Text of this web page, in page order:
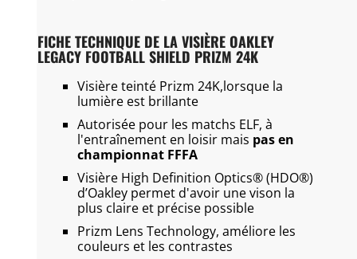
FICHE TECHNIQUE DE LA VISIÈRE OAKLEY
LEGACY FOOTBALL SHIELD PRIZM 24K
Visière teinté Prizm 24K,lorsque la
lumière est brillante
Autorisée pour les matchs ELF, à
l'entraînement en loisir mais pas en
championnat FFFA
Visière High Definition Optics® (HDO®)
d’Oakley permet d'avoir une vison la
plus claire et précise possible
Prizm Lens Technology, améliore les
couleurs et les contrastes